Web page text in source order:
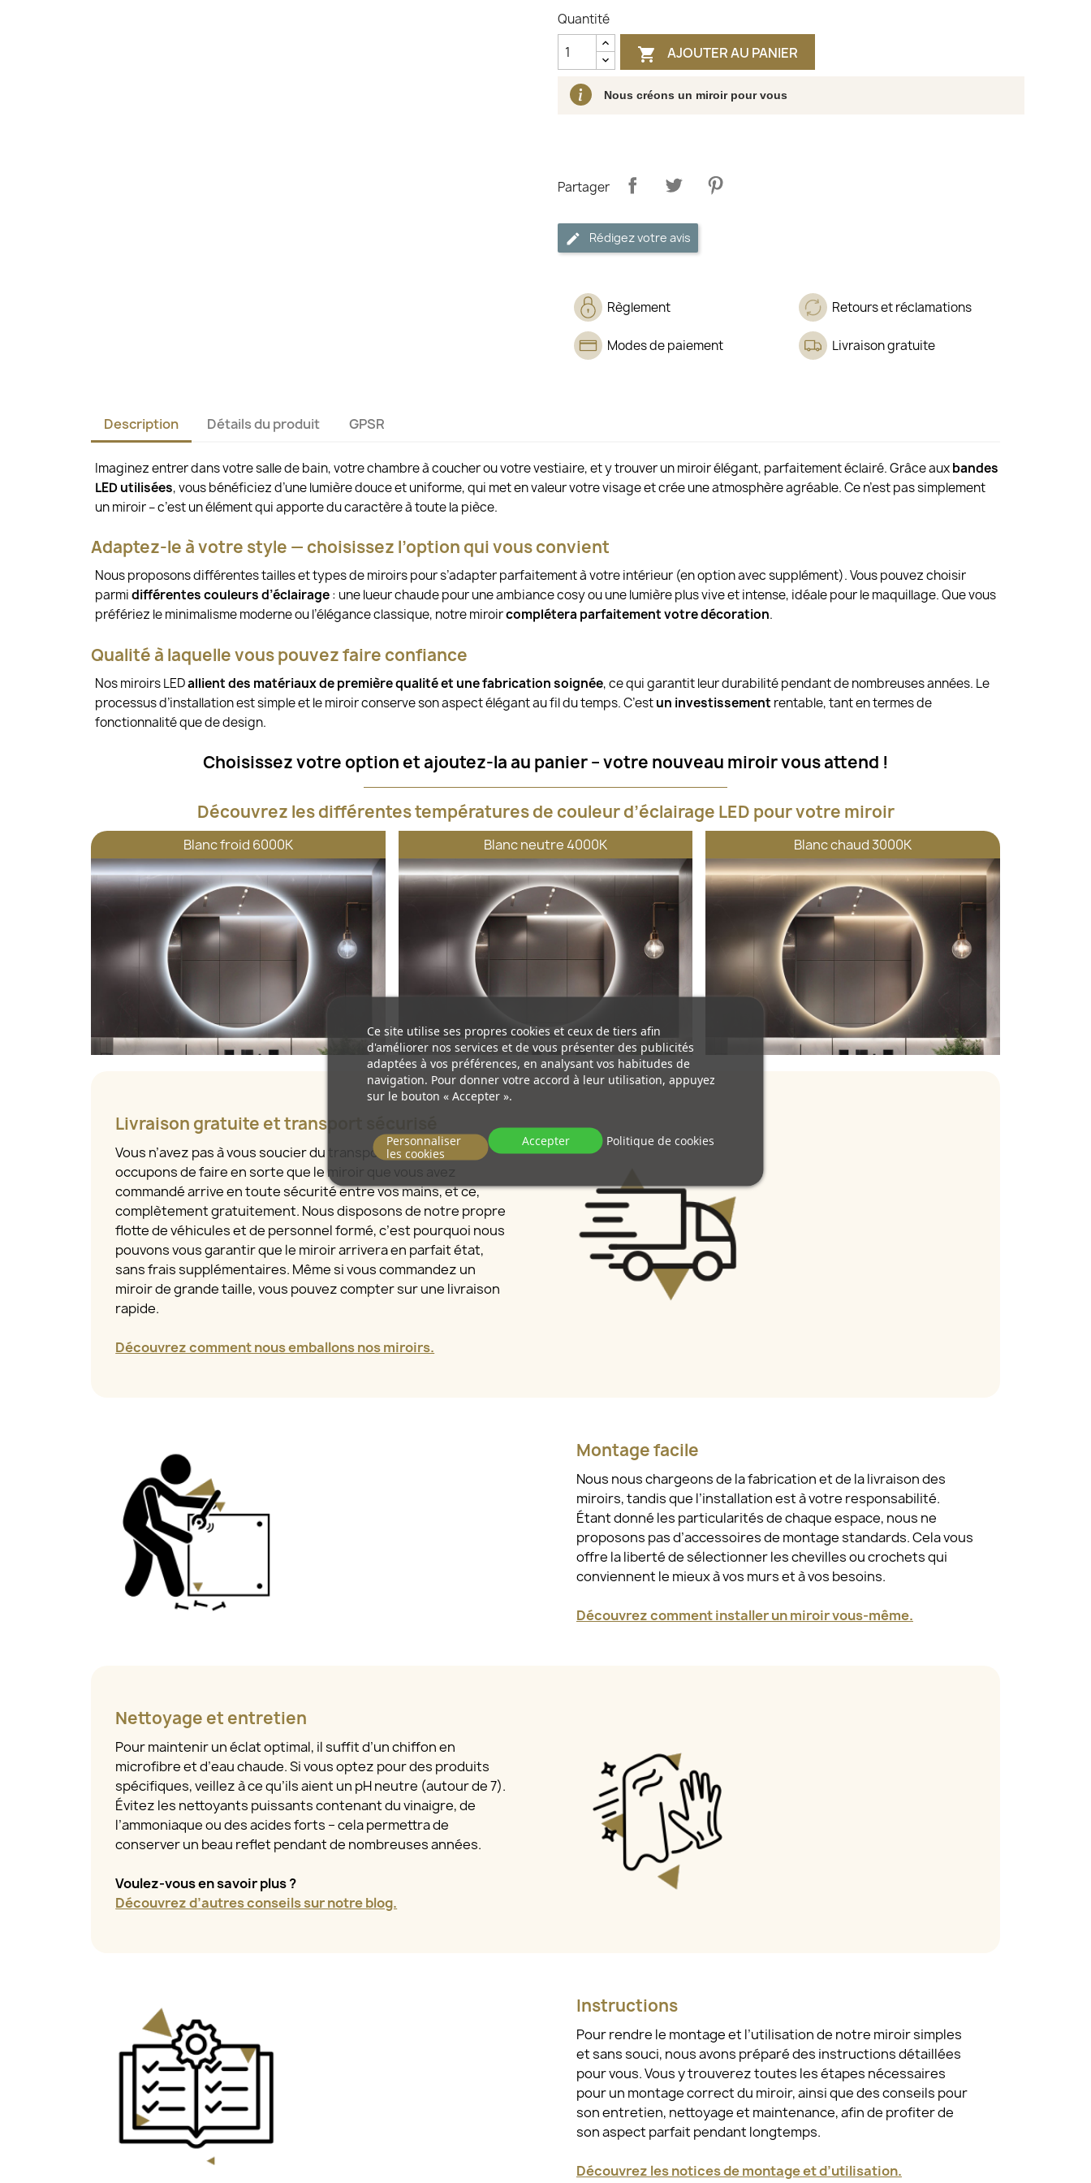
Quantité
 AJOUTER AU PANIER
Nous créons un miroir pour vous
Partager
Rédigez votre avis
Règlement Retours et réclamations
Modes de paiement Livraison gratuite
Description Détails du produit GPSR
Imaginez entrer dans votre salle de bain, votre chambre à coucher ou votre vestiaire, et y trouver un miroir élégant, parfaitement éclairé. Grâce auxbandes
LED utilisées, vous bénéficiez d’une lumière douce et uniforme, qui met en valeur votre visage et crée une atmosphère agréable. Ce n’est pas simplement
un miroir – c’est un élément qui apporte du caractère à toute la pièce.
Adaptez-le à votre style — choisissez l’option qui vous convient
Nous proposons différentes tailles et types de miroirs pour s’adapter parfaitement à votre intérieur (en option avec supplément). Vous pouvez choisir
parmidifférentes couleurs d’éclairage: une lueur chaude pour une ambiance cosy ou une lumière plus vive et intense, idéale pour le maquillage. Que vous
préfériez le minimalisme moderne ou l’élégance classique, notre miroircomplétera parfaitement votre décoration.
Qualité à laquelle vous pouvez faire confiance
Nos miroirs LEDallient des matériaux de première qualité et une fabrication soignée, ce qui garantit leur durabilité pendant de nombreuses années. Le
processus d’installation est simple et le miroir conserve son aspect élégant au fil du temps. C’estun investissement rentable, tant en termes de
fonctionnalité que de design.
Choisissez votre option et ajoutez-la au panier – votre nouveau miroir vous attend !
Découvrez les différentes températures de couleur d’éclairage LED pour votre miroir
Blanc froid 6000K Blanc neutre 4000K Blanc chaud 3000K
Livraison gratuite et transport sécurisé
Vous n’avez pas à vous soucier du transport – nous nous
occupons de faire en sorte que le miroir que vous avez
commandé arrive en toute sécurité entre vos mains, et ce,
complètement gratuitement. Nous disposons de notre propre
flotte de véhicules et de personnel formé, c’est pourquoi nous
pouvons vous garantir que le miroir arrivera en parfait état,
sans frais supplémentaires. Même si vous commandez un
miroir de grande taille, vous pouvez compter sur une livraison
rapide.
Découvrez comment nous emballons nos miroirs.
Montage facile
Nous nous chargeons de la fabrication et de la livraison des
miroirs, tandis que l’installation est à votre responsabilité.
Étant donné les particularités de chaque espace, nous ne
proposons pas d’accessoires de montage standards. Cela vous
offre la liberté de sélectionner les chevilles ou crochets qui
conviennent le mieux à vos murs et à vos besoins.
Découvrez comment installer un miroir vous-même.
Nettoyage et entretien
Pour maintenir un éclat optimal, il suffit d’un chiffon en
microfibre et d’eau chaude. Si vous optez pour des produits
spécifiques, veillez à ce qu’ils aient un pH neutre (autour de 7).
Évitez les nettoyants puissants contenant du vinaigre, de
l’ammoniaque ou des acides forts – cela permettra de
conserver un beau reflet pendant de nombreuses années.
Voulez-vous en savoir plus ?
Découvrez d’autres conseils sur notre blog.
Instructions
Pour rendre le montage et l’utilisation de notre miroir simples
et sans souci, nous avons préparé des instructions détaillées
pour vous. Vous y trouverez toutes les étapes nécessaires
pour un montage correct du miroir, ainsi que des conseils pour
son entretien, nettoyage et maintenance, afin de profiter de
son aspect parfait pendant longtemps.
Découvrez les notices de montage et d’utilisation.
Ce site utilise ses propres cookies et ceux de tiers afin
d'améliorer nos services et de vous présenter des publicités
adaptées à vos préférences, en analysant vos habitudes de
navigation. Pour donner votre accord à leur utilisation, appuyez
sur le bouton « Accepter ».
Politique de cookies
Personnaliser
les cookies
Accepter